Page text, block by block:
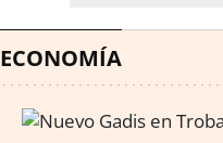
ECONOMÍA